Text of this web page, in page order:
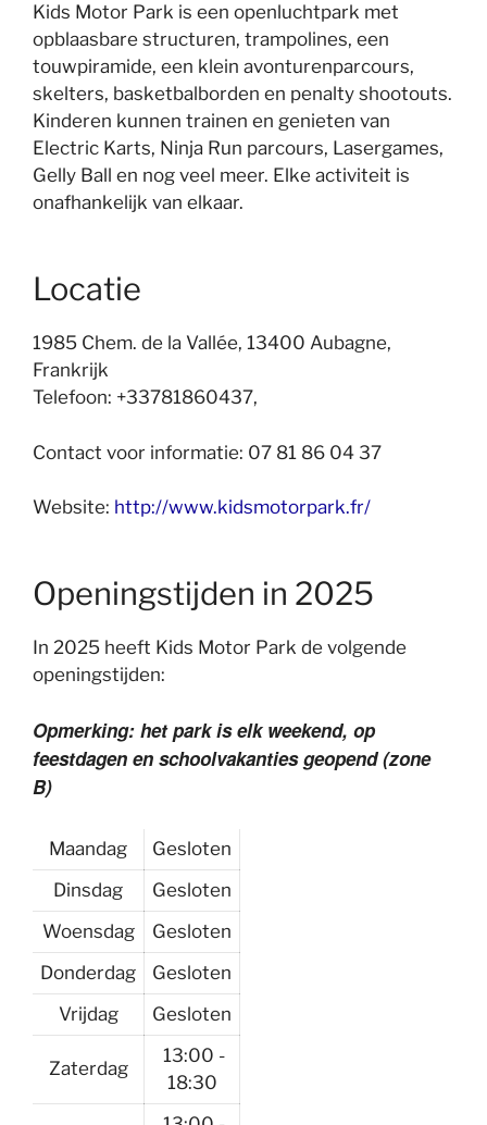
Kids Motor Park is een openluchtpark met
opblaasbare structuren, trampolines, een
touwpiramide, een klein avonturenparcours,
skelters, basketbalborden en penalty shootouts.
Kinderen kunnen trainen en genieten van
Electric Karts, Ninja Run parcours, Lasergames,
Gelly Ball en nog veel meer. Elke activiteit is
onafhankelijk van elkaar.
Locatie
1985 Chem. de la Vallée, 13400 Aubagne,
Frankrijk
Telefoon: +33781860437,
Contact voor informatie: 07 81 86 04 37
Website: http://www.kidsmotorpark.fr/
Openingstijden in 2025
In 2025 heeft Kids Motor Park de volgende
openingstijden:
Opmerking: het park is elk weekend, op
feestdagen en schoolvakanties geopend (zone
B)
Maandag
Gesloten
Dinsdag
Gesloten
Woensdag
Gesloten
Donderdag
Gesloten
Vrijdag
Gesloten
Zaterdag
13:00 -
18:30